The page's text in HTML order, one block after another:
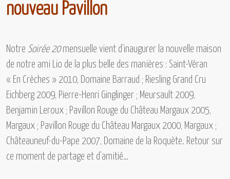
nouveau Pavillon
Notre Soirée 20mensuelle vient d’inaugurer la nouvelle maison
de notre ami Lio de la plus belle des manières : Saint-Véran
« En Crèches » 2010, Domaine Barraud ; Riesling Grand Cru
Eichberg 2009, Pierre-Henri Ginglinger ; Meursault 2009,
Benjamin Leroux ; Pavillon Rouge du Château Margaux 2005,
Margaux ; Pavillon Rouge du Château Margaux 2000, Margaux ;
Châteauneuf-du-Pape 2007, Domaine de la Roquète. Retour sur
ce moment de partage et d’amitié…